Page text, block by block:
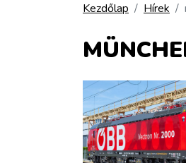
REPÜLÉS
KÖZLEKEDÉSFEJLESZTÉS
ELLÁTÁSI LÁNC
Kezdőlap Hírek